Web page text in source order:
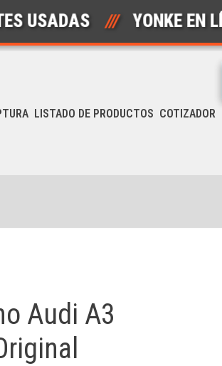
/// YONKE EN LÍNEA
LISTADO DE PRODUCTOS COTIZADOR
Audi A3